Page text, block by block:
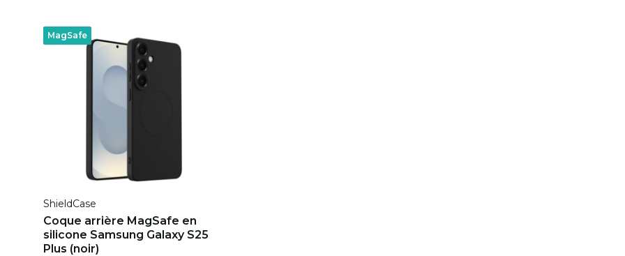
MagSafe
ShieldCase
Coque arrière MagSafe en
silicone Samsung Galaxy S25
Plus (noir)